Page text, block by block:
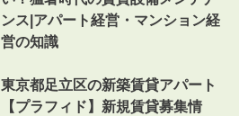
ンス|アパート経営・マンション経
営の知識
東京都足立区の新築賃貸アパート
【プラフィド】新規賃貸募集情